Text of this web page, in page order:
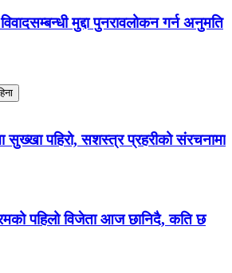
मुद्दा पुनरावलोकन गर्न अनुमति
सुख्खा पहिरो, सशस्त्र प्रहरीको संरचनामा
पहिलो विजेता आज छानिदै, कति छ